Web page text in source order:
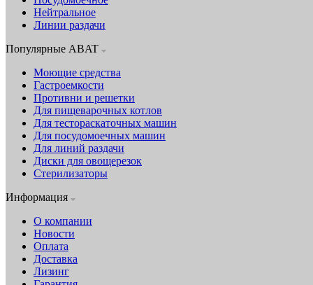
Нейтральное
Линии раздачи
Популярные ABAT
Моющие средства
Гастроемкости
Противни и решетки
Для пищеварочных котлов
Для тестораскаточных машин
Для посудомоечных машин
Для линий раздачи
Диски для овощерезок
Стерилизаторы
Информация
О компании
Новости
Оплата
Доставка
Лизинг